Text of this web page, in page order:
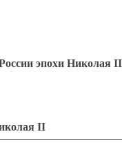
эпохи Николая II
II